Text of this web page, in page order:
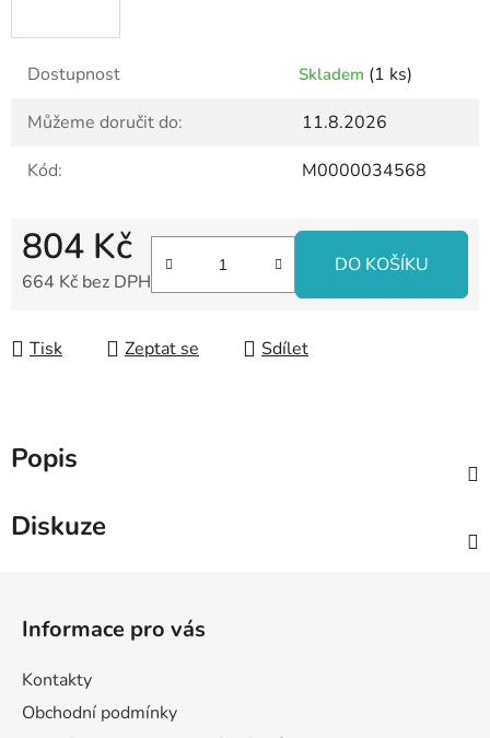
Dostupnost Skladem (1 ks)
Můžeme doručit do:
11.8.2026
Kód:
M0000034568
804 Kč
664 Kč bez DPH
DO KOŠÍKU
Tisk Zeptat se Sdílet
Popis
Diskuze
Informace pro vás
Kontakty
Obchodní podmínky